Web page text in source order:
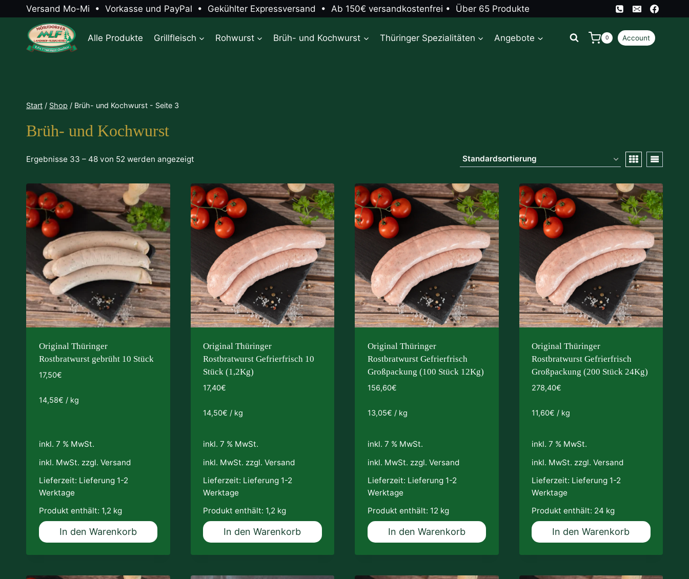
Inhalt
springen
Versand Mo-Mi • Vorkasse und PayPal • Gekühlter Expressversand • Ab 150€ versandkostenfrei • Über 65 Produkte
Alle Produkte Grillfleisch Rohwurst Brüh- und Kochwurst Thüringer Spezialitäten Angebote 0 Account
Start / Shop / Brüh- und Kochwurst - Seite 3
Brüh- und Kochwurst
Ergebnisse 33 – 48 von 52 werden angezeigt
Original Thüringer
Rostbratwurst gebrüht 10 Stück
17,50€
14,58€ / kg
inkl. 7 % MwSt.
inkl. MwSt. zzgl. Versand
Lieferzeit: Lieferung 1-2
Werktage
Produkt enthält: 1,2 kg
In den Warenkorb
Original Thüringer
Rostbratwurst Gefrierfrisch 10
Stück (1,2Kg)
17,40€
14,50€ / kg
inkl. 7 % MwSt.
inkl. MwSt. zzgl. Versand
Lieferzeit: Lieferung 1-2
Werktage
Produkt enthält: 1,2 kg
In den Warenkorb
Original Thüringer
Rostbratwurst Gefrierfrisch
Großpackung (100 Stück 12Kg)
156,60€
13,05€ / kg
inkl. 7 % MwSt.
inkl. MwSt. zzgl. Versand
Lieferzeit: Lieferung 1-2
Werktage
Produkt enthält: 12 kg
In den Warenkorb
Original Thüringer
Rostbratwurst Gefrierfrisch
Großpackung (200 Stück 24Kg)
278,40€
11,60€ / kg
inkl. 7 % MwSt.
inkl. MwSt. zzgl. Versand
Lieferzeit: Lieferung 1-2
Werktage
Produkt enthält: 24 kg
In den Warenkorb